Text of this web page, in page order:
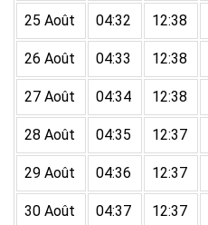
25 Août 04:32 12:38
26 Août 04:33 12:38
27 Août 04:34 12:38
28 Août 04:35 12:37
29 Août 04:36 12:37
30 Août 04:37 12:37